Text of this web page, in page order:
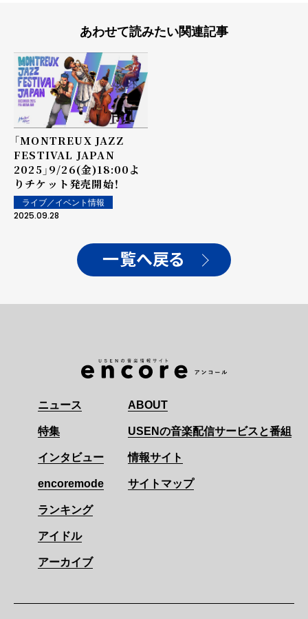
あわせて読みたい関連記事
「MONTREUX JAZZ
FESTIVAL JAPAN
2025」9/26(金)18:00よ
りチケット発売開始！
ライブ／イベント情報
2025.09.28
一覧へ戻る
ニュース
特集
インタビュー
encoremode
ランキング
アイドル
アーカイブ
ABOUT
USENの音楽配信サービスと番組
情報サイト
サイトマップ